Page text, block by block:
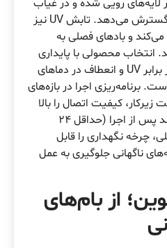
رویی شده و در غیاب
عایق پیوسته، ریزترک‌ها را گسترش می‌دهد. تابش UV نیز
و بادهای فصلی به
محصولی با پایداری
حرارتی، مقاومت مناسب در برابر UV و انعطاف در دماهای
برنامه‌ریزی اجرا در بازه‌های
کیفیت اتصال را بالا
می‌برد. به‌علاوه، تست آب‌بند پس از اجرا (حداقل ۲۴
چرخه نگهداری را قابل
ناگهانی جلوگیری به عمل
از بام‌های